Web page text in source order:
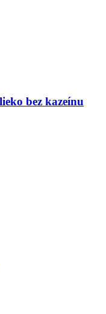
bez kazeínu